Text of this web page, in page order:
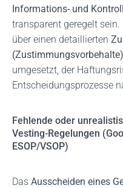
Informations- und
transparent geregelt
über einen detaillierten
(Zustimmungsvorbehalte)
umgesetzt, der
Entscheidungsprozesse
Fehlende oder
Vesting-Regelungen
ESOP/VSOP)
Das Ausscheiden eines